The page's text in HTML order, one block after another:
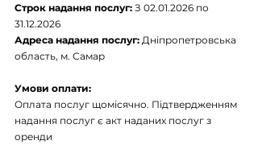
Строк надання послуг: З 02.01.2026 по
31.12.2026
Адреса надання послуг: Дніпропетровська
область, м. Самар
Умови оплати:
Оплата послуг щомісячно. Підтвердженням
надання послуг є акт наданих послуг з
оренди